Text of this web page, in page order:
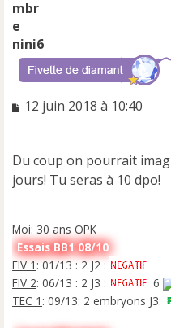
nini6
M
a
g
o
n
l
u
12 juin 2018 à 10:40
Du coup on pourrait
jours! Tu seras à 10 dpo!
Moi: 30 ans OPK
Essais BB1 08/10
FIV 1: 01/13 : 2 J2 :
FIV 2: 06/13 : 2 J3 :
6
TEC 1 : 09/13: 2 embryons J3: